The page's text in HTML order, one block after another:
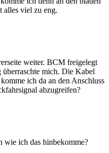
alles viel zu eng.
weiter. BCM freigelegt
überraschte mich. Die Kabel
ich da an den Anschluss
abzugreifen?
wie ich das hinbekomme?